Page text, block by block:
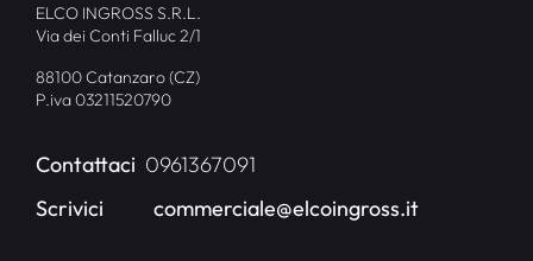
ELCO INGROSS S.R.L.
Via dei Conti Falluc 2/1
88100 Catanzaro (CZ)
P.iva 03211520790
Contattaci 0961367091
Scrivici
commerciale@elcoingross.it